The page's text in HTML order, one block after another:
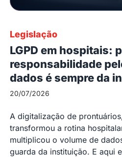
Legislação
LGPD em hospitais:
responsabilidade
dados é sempre da
20/07/2026
A digitalização de
transformou a rotina
multiplicou o volume de
guarda da instituição. E aqui